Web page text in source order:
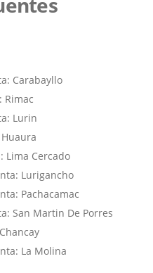
Carabayllo
Rimac
Lurin
Lima Cercado
Lurigancho
Pachacamac
San Martin De Porres
La Molina